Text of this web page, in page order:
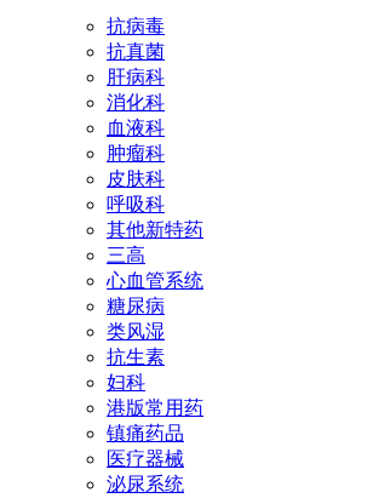
抗病毒
抗真菌
肝病科
消化科
血液科
肿瘤科
皮肤科
呼吸科
其他新特药
三高
心血管系统
糖尿病
类风湿
抗生素
妇科
港版常用药
镇痛药品
医疗器械
泌尿系统